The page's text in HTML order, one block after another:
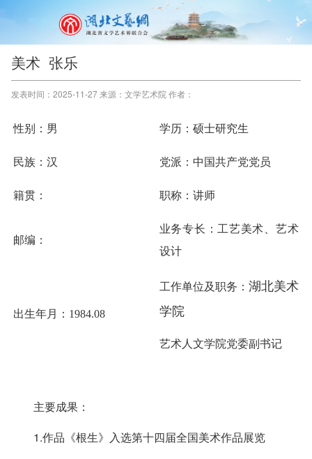
美术 张乐
发表时间：2025-11-27 来源：文学艺术院 作者：
性别：男 学历：硕士研究生
民族：汉 党派：中国共产党党员
籍贯： 职称：讲师
邮编：
业务专长： 工艺美术、艺术
设计
出生年月：1984.08
工作单位及职务： 湖北美术
学院
艺术人文学院党委副书记
主要成果：
1.作品《根生》入选第十四届全国美术作品展览